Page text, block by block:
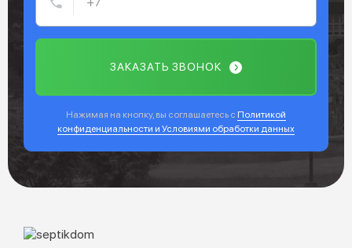
ЗАКАЗАТЬ ЗВОНОК
Нажимая на кнопку, вы соглашаетесь с Политикой
конфиденциальности и Условиями обработки данных